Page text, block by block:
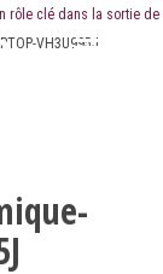
rôle clé dans la sortie de
VH3U995J